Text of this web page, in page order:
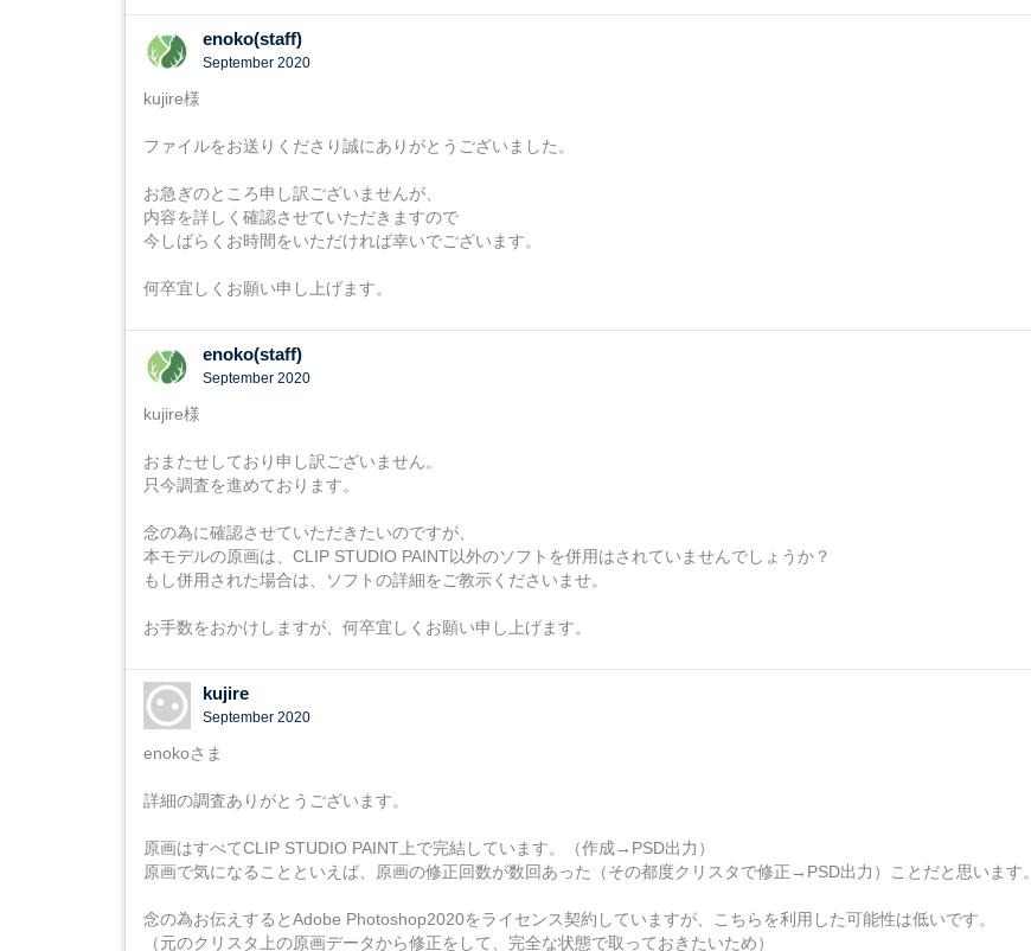
enoko(staff)
September 2020
kujire様
ファイルをお送りくださり誠にありがとうございました。
お急ぎのところ申し訳ございませんが、
内容を詳しく確認させていただきますので
今しばらくお時間をいただければ幸いでございます。
何卒宜しくお願い申し上げます。
enoko(staff)
September 2020
kujire様
おまたせしており申し訳ございません。
只今調査を進めております。
念の為に確認させていただきたいのですが、
本モデルの原画は、CLIP STUDIO PAINT以外のソフトを併用はされていませんでしょうか？
もし併用された場合は、ソフトの詳細をご教示くださいませ。
お手数をおかけしますが、何卒宜しくお願い申し上げます。
kujire
September 2020
enokoさま
詳細の調査ありがとうございます。
原画はすべてCLIP STUDIO PAINT上で完結しています。（作成→PSD出力）
原画で気になることといえば、原画の修正回数が数回あった（その都度クリスタで修正→PSD出力）ことだと思います。
念の為お伝えするとAdobe Photoshop2020をライセンス契約していますが、こちらを利用した可能性は低いです。
（元のクリスタ上の原画データから修正をして、完全な状態で取っておきたいため）